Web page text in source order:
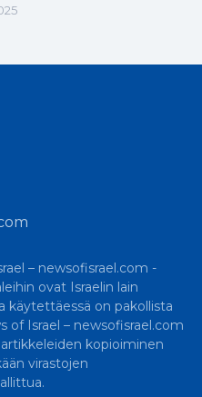
– newsofisrael.com -
ovat Israelin lain
käytettäessä on pakollista
of Israel – newsofisrael.com
kopioiminen
virastojen